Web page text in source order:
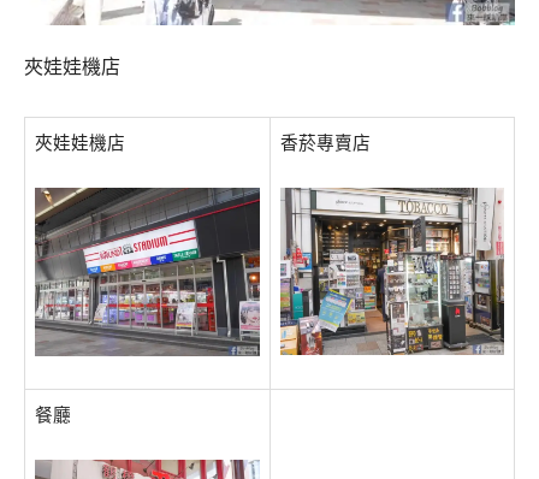
夾娃娃機店
夾娃娃機店 香菸專賣店
餐廳